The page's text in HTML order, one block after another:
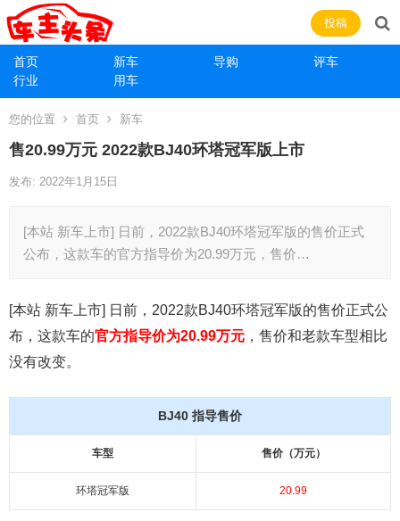
首页 新车 导购
评车
行业
用车
投稿
您的位置 首页 新车
售20.99万元 2022款BJ40环塔冠军版上市
发布: 2022年1月15日
[本站 新车上市] 日前，2022款BJ40环塔冠军版的售价正式
公布，这款车的官方指导价为20.99万元，售价…
[本站 新车上市] 日前，2022款BJ40环塔冠军版的售价正式公
布，这款车的官方指导价为20.99万元 ，售价和老款车型相比
没有改变。
BJ40 指导售价
车型 售价（万元）
环塔冠军版 20.99